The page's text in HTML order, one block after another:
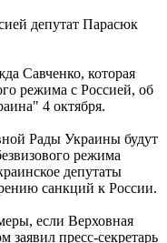
депутат Парасюк
Савченко, которая
режима с Россией, об
4 октября.
Рады Украины будут
режима
депутаты
санкций к России.
если Верховная
заявил пресс-секретарь